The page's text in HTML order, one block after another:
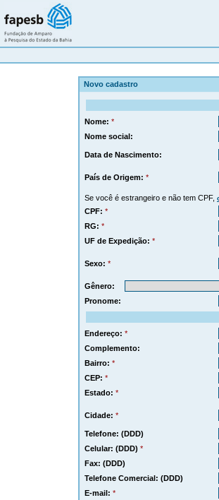
Novo cadastro
Nome: *
Nome social:
Data de Nascimento:
País de Origem: *
Se você é estrangeiro e não tem CPF,
CPF: *
RG: *
UF de Expedição: *
Sexo: *
Gênero:
Pronome:
Endereço: *
Complemento:
Bairro: *
CEP: *
Estado: *
Cidade: *
Telefone: (DDD)
Celular: (DDD) *
Fax: (DDD)
Telefone Comercial: (DDD)
E-mail: *